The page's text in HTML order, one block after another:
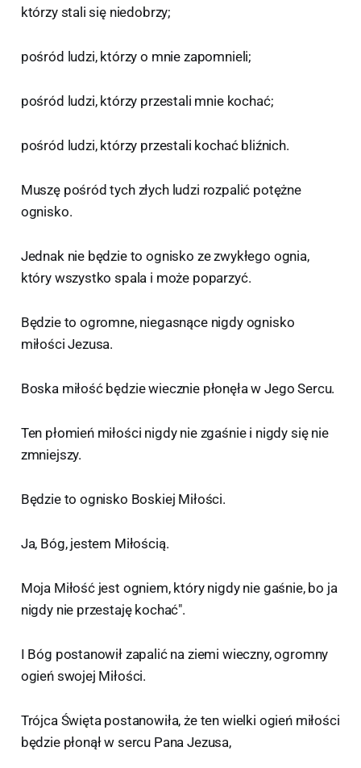
którzy stali się niedobrzy;
pośród ludzi, którzy o mnie zapomnieli;
pośród ludzi, którzy przestali mnie kochać;
pośród ludzi, którzy przestali kochać bliźnich.
Muszę pośród tych złych ludzi rozpalić potężne
ognisko.
Jednak nie będzie to ognisko ze zwykłego ognia,
który wszystko spala i może poparzyć.
Będzie to ogromne, niegasnące nigdy ognisko
miłości Jezusa.
Boska miłość będzie wiecznie płonęła w Jego Sercu.
Ten płomień miłości nigdy nie zgaśnie i nigdy się nie
zmniejszy.
Będzie to ognisko Boskiej Miłości.
Ja, Bóg, jestem Miłością.
Moja Miłość jest ogniem, który nigdy nie gaśnie, bo ja
nigdy nie przestaję kochać".
I Bóg postanowił zapalić na ziemi wieczny, ogromny
ogień swojej Miłości.
Trójca Święta postanowiła, że ten wielki ogień miłości
będzie płonął w sercu Pana Jezusa,